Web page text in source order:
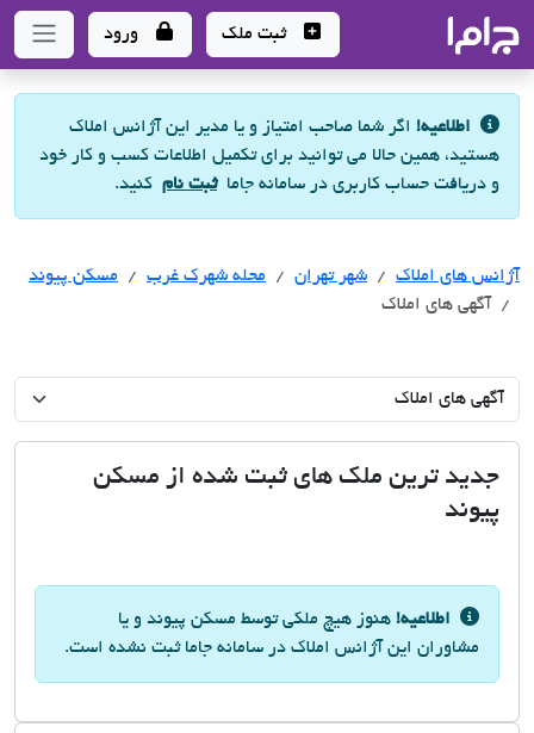
- سامانه جامع املاک و مشاورین املاک
ثبت ملک ورود
اطلاعیه! اگر شما صاحب امتیاز و یا مدیر این آژانس املاک
هستید، همین حالا می توانید برای تکمیل اطلاعات کسب و کار خود
و دریافت حساب کاربری در سامانه جاماثبت نام کنید.
آژانس های املاک آژانس های املاک
شهر تهران آژانس های املاک
محله شهرک غرب
مسکن پیوند
آگهی های املاک
جدید ترین ملک های ثبت شده از مسکن
پیوند
اطلاعیه! هنوز هیچ ملکی توسط مسکن پیوند و یا
مشاوران این آژانس املاک در سامانه جاما ثبت نشده است.